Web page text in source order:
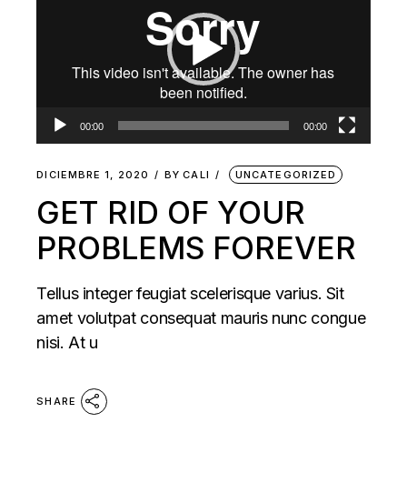
00:00 00:00
DICIEMBRE 1, 2020 BY CALI UNCATEGORIZED
GET RID OF YOUR
PROBLEMS FOREVER
Tellus integer feugiat scelerisque varius. Sit
amet volutpat consequat mauris nunc congue
nisi. At u
SHARE